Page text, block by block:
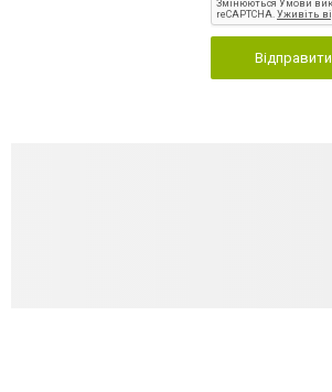
Відправити